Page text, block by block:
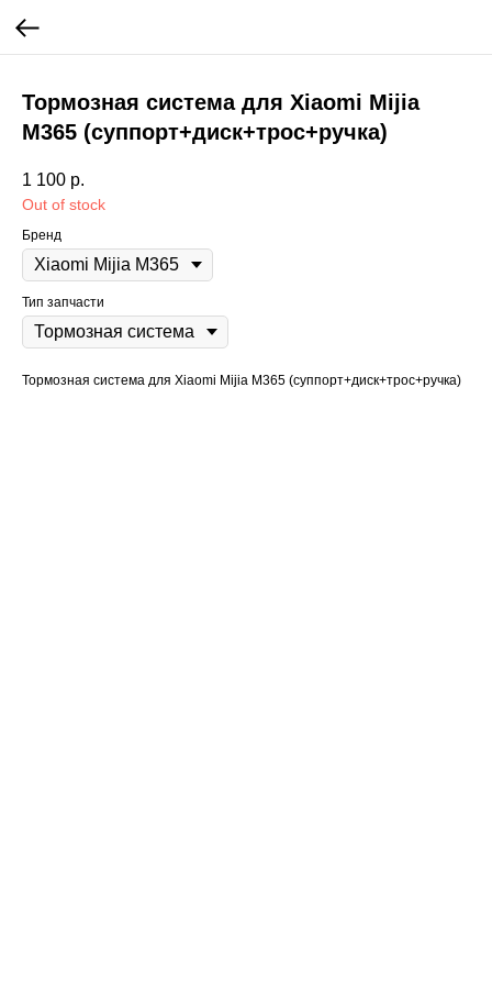
Тормозная система для Xiaomi Mijia
M365 (суппорт+диск+трос+ручка)
1 100 р.
Out of stock
Бренд
Тип запчасти
Тормозная система для Xiaomi Mijia M365 (суппорт+диск+трос+ручка)